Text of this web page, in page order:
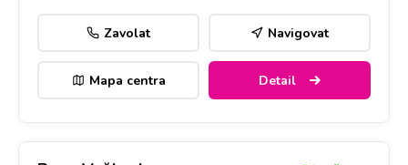
Zavolat Navigovat
Mapa centra Detail